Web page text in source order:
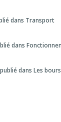
dans Transport
dans
dans Les